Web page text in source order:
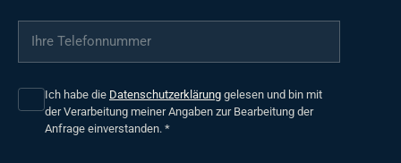
Ihre Telefonnummer
Ich habe die Datenschutzerklärung gelesen und bin mit
der Verarbeitung meiner Angaben zur Bearbeitung der
Anfrage einverstanden. *